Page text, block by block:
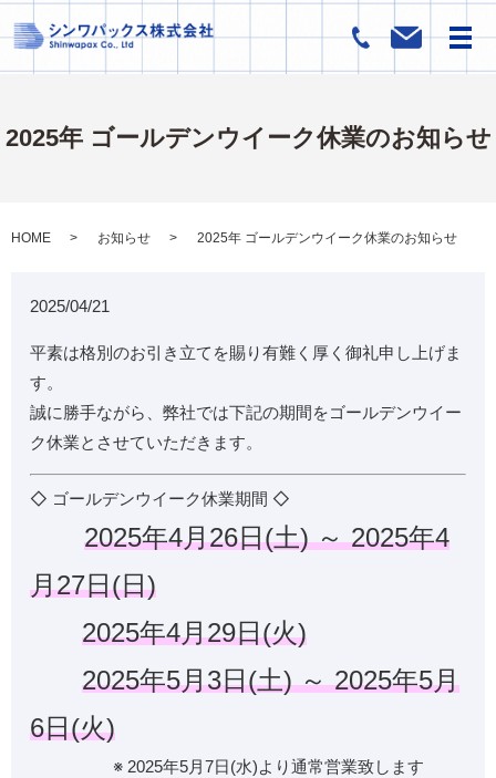
メ
2025年 ゴールデンウイーク休業のお知らせ
HOME お知らせ 2025年 ゴールデンウイーク休業のお知らせ
2025/04/21
平素は格別のお引き立てを賜り有難く厚く御礼申し上げま
す。
誠に勝手ながら、弊社では下記の期間をゴールデンウイー
ク休業とさせていただきます。
◇ ゴールデンウイーク休業期間 ◇
2025年4月26日(土) ～ 2025年4
月27日(日)
2025年4月29日(火)
2025年5月3日(土) ～ 2025年5月
6日(火)
※ 2025年5月7日(水)より通常営業致します